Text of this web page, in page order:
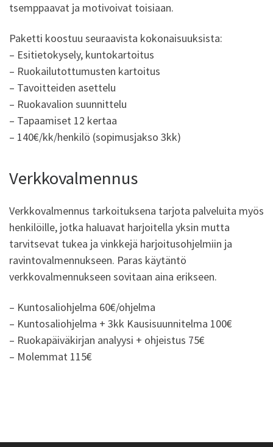
tsemppaavat ja motivoivat toisiaan.
Paketti koostuu seuraavista kokonaisuuksista:
– Esitietokysely, kuntokartoitus
– Ruokailutottumusten kartoitus
– Tavoitteiden asettelu
– Ruokavalion suunnittelu
– Tapaamiset 12 kertaa
– 140€/kk/henkilö (sopimusjakso 3kk)
Verkkovalmennus
Verkkovalmennus tarkoituksena tarjota palveluita myös
henkilöille, jotka haluavat harjoitella yksin mutta
tarvitsevat tukea ja vinkkejä harjoitusohjelmiin ja
ravintovalmennukseen. Paras käytäntö
verkkovalmennukseen sovitaan aina erikseen.
– Kuntosaliohjelma 60€/ohjelma
– Kuntosaliohjelma + 3kk Kausisuunnitelma 100€
– Ruokapäiväkirjan analyysi + ohjeistus 75€
– Molemmat 115€